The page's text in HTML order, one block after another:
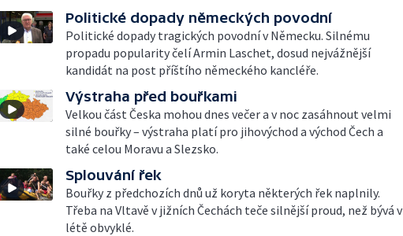
Politické dopady německých povodní
Politické dopady tragických povodní v Německu. Silnému
propadu popularity čelí Armin Laschet, dosud nejvážnější
kandidát na post příštího německého kancléře.
Výstraha před bouřkami
Velkou část Česka mohou dnes večer a v noc zasáhnout velmi
silné bouřky – výstraha platí pro jihovýchod a východ Čech a
také celou Moravu a Slezsko.
Splouvání řek
Bouřky z předchozích dnů už koryta některých řek naplnily.
Třeba na Vltavě v jižních Čechách teče silnější proud, než bývá v
létě obvyklé.